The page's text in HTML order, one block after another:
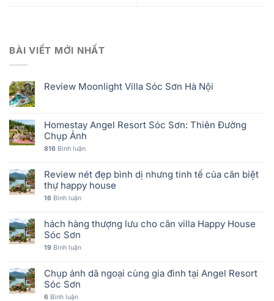
BÀI VIẾT MỚI NHẤT
Review Moonlight Villa Sóc Sơn Hà Nội
Homestay Angel Resort Sóc Sơn: Thiên Đường
Chụp Ảnh
816 Bình luận
Review nét đẹp bình dị nhưng tinh tế của căn biệt
thự happy house
16 Bình luận
hách hàng thượng lưu cho căn villa Happy House
Sóc Sơn
19 Bình luận
Chụp ảnh dã ngoại cùng gia đình tại Angel Resort
Sóc Sơn
6 Bình luận